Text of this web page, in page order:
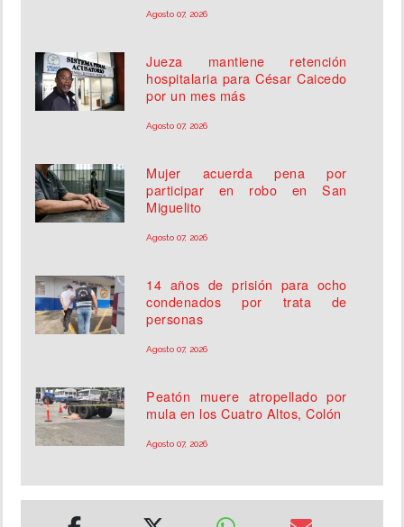
Agosto 07, 2026
Jueza mantiene retención
hospitalaria para César Caicedo
por un mes más
Agosto 07, 2026
Mujer acuerda pena por
participar en robo en San
Miguelito
Agosto 07, 2026
14 años de prisión para ocho
condenados por trata de
personas
Agosto 07, 2026
Peatón muere atropellado por
mula en los Cuatro Altos, Colón
Agosto 07, 2026